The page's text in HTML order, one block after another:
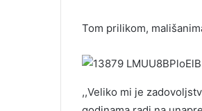
Tom prilikom,
,,Veliko mi je